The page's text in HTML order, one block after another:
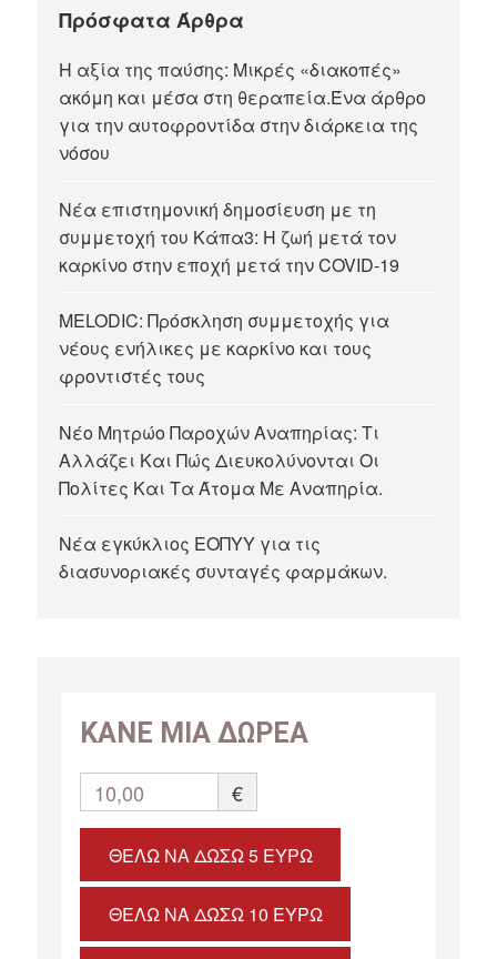
Πρόσφατα Άρθρα
Η αξία της παύσης: Μικρές «διακοπές»
ακόμη και μέσα στη θεραπεία.Ένα άρθρο
για την αυτοφροντίδα στην διάρκεια της
νόσου
Νέα επιστημονική δημοσίευση με τη
συμμετοχή του Κάπα3: Η ζωή μετά τον
καρκίνο στην εποχή μετά την COVID-19
MELODIC: Πρόσκληση συμμετοχής για
νέους ενήλικες με καρκίνο και τους
φροντιστές τους
Νέο Μητρώο Παροχών Αναπηρίας: Τι
Αλλάζει Και Πώς Διευκολύνονται Οι
Πολίτες Και Τα Άτομα Με Αναπηρία.
Νέα εγκύκλιος ΕΟΠΥΥ για τις
διασυνοριακές συνταγές φαρμάκων.
ΚΑΝΕ ΜΙΑ ΔΩΡΕΑ
10,00 €
ΘΈΛΩ ΝΑ ΔΏΣΩ 5 ΕΥΡΏ
ΘΈΛΩ ΝΑ ΔΏΣΩ 10 ΕΥΡΏ